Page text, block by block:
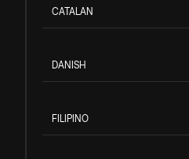
CATALAN
DANISH
FILIPINO